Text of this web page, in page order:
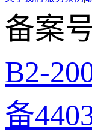
备案号
B2-
备